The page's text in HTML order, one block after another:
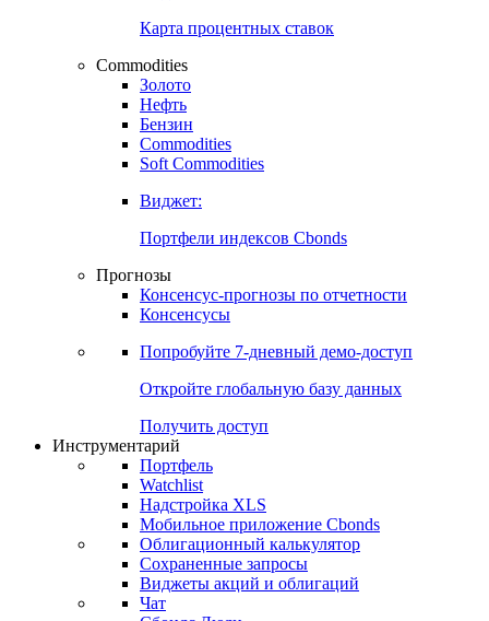
Росстат
Виджет:
Карта процентных ставок
Commodities
Золото
Бензин
Soft Commodities
Виджет:
Портфели индексов Cbonds
Прогнозы
Консенсусы
Попробуйте7-дневный
Откройте глобальную базу данных
Получить доступ
Инструментарий
Портфель
Watchlist
Надстройка XLS
Мобильное приложение Cbonds